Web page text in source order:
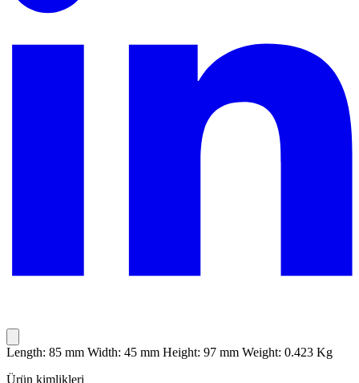
Length: 85 mm Width: 45 mm Height: 97 mm Weight: 0.423 Kg
Ürün kimlikleri